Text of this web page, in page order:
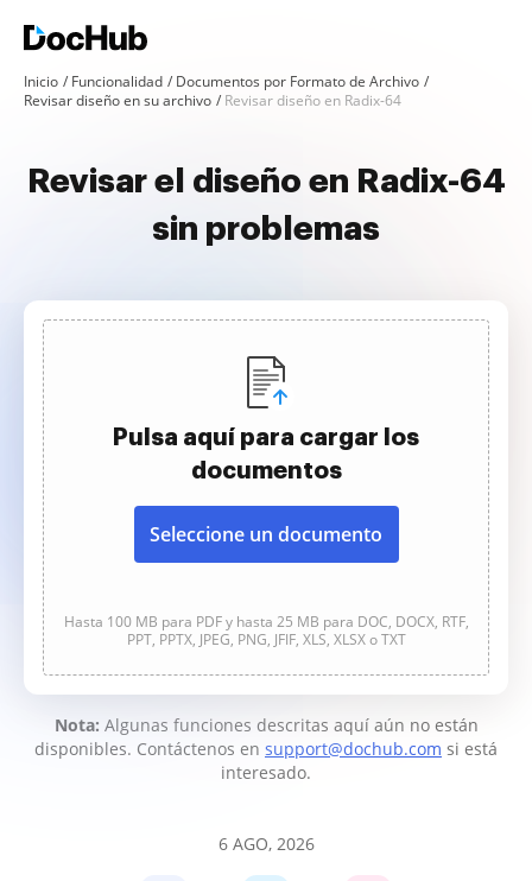
Inicio Funcionalidad
Documentos por Formato de Archivo
Revisar diseño en su archivo
Revisar diseño en Radix-64
Revisar el diseño en Radix-64
sin problemas
Pulsa aquí para cargar los
documentos
Seleccione un documento
Hasta 100 MB para PDF y hasta 25 MB para DOC, DOCX, RTF,
PPT, PPTX, JPEG, PNG, JFIF, XLS, XLSX o TXT
Nota: Algunas funciones descritas aquí aún no están
disponibles. Contáctenos en support@dochub.com si está
interesado.
6 AGO, 2026